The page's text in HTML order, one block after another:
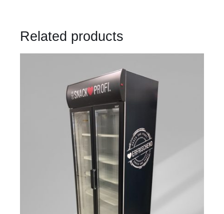
Related products
DETAILS